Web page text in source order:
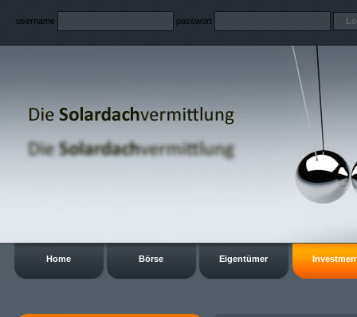
username passwort
Home Börse Eigentümer